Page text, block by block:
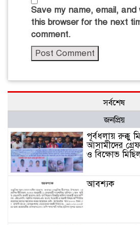
Save my name, email, and
this browser for the next
comment.
সর্বশেষ
জনপ্রিয়
পূর্বধলায় রুক্কু
আসামীদের
ও বিক্ষোভ
আবশ্যক